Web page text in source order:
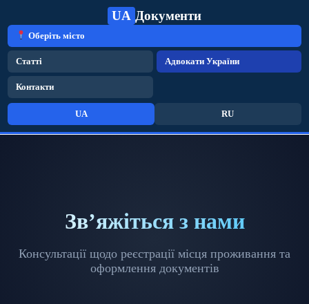
UA Документи
Оберіть місто
Статті Адвокати України
Контакти
UA RU
Зв’яжіться з нами
Консультації щодо реєстрації місця проживання та
оформлення документів